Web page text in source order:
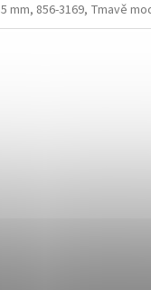
mm, 856-3169, Tmavě